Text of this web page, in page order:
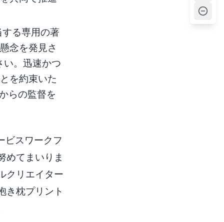
る専用の著
念を発見さ
い。迅速かつ
を約束いた
らの監督を
ビスワークフ
めてまいりま
クリエイター
き枕プリント